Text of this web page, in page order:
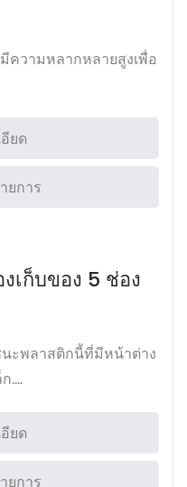
ความหลากหลายสูงเพื่อ
ยด
ยการ
เก็บของ 5 ช่อง
ะพลาสติกนี้ที่มีหน้าต่าง
ยด
ยการ